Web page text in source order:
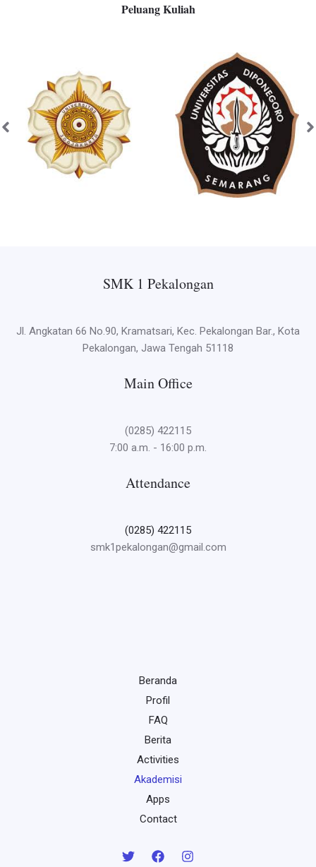
Peluang Kuliah
SMK 1 Pekalongan
Jl. Angkatan 66 No.90, Kramatsari, Kec. Pekalongan Bar., Kota
Pekalongan, Jawa Tengah 51118
Main Office
(0285) 422115
7:00 a.m. - 16:00 p.m.
Attendance
(0285) 422115
smk1pekalongan@gmail.com
Beranda
Profil
FAQ
Berita
Activities
Akademisi
Apps
Contact